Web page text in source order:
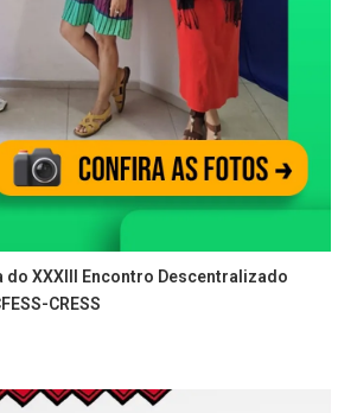
do XXXIII Encontro Descentralizado
CRESS